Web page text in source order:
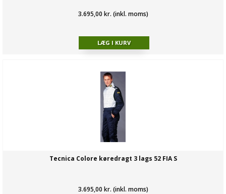
3.695,00 kr. (inkl. moms)
Tecnica Colore køredragt 3 lags 52 FIA S
3.695,00 kr. (inkl. moms)